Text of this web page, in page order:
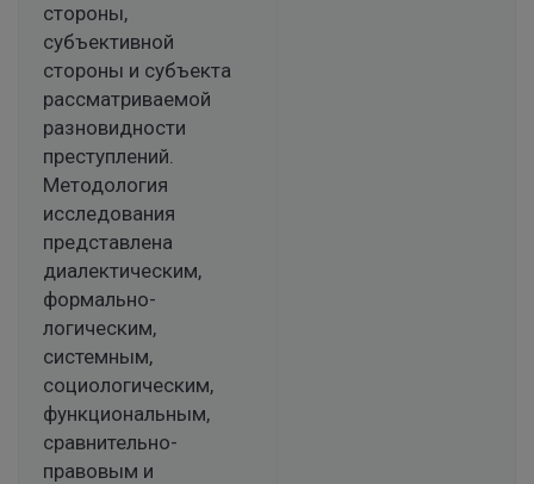
стороны,
субъективной
стороны и субъекта
рассматриваемой
разновидности
преступлений.
Методология
исследования
представлена
диалектическим,
формально-
логическим,
системным,
социологическим,
функциональным,
сравнительно-
правовым и